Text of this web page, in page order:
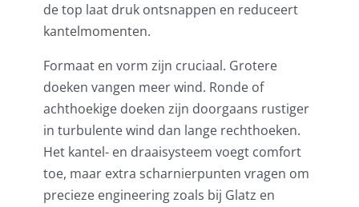
de top laat druk ontsnappen en reduceert
kantelmomenten.
Formaat en vorm zijn cruciaal. Grotere
doeken vangen meer wind. Ronde of
achthoekige doeken zijn doorgaans rustiger
in turbulente wind dan lange rechthoeken.
Het kantel- en draaisysteem voegt comfort
toe, maar extra scharnierpunten vragen om
precieze engineering zoals bij Glatz en